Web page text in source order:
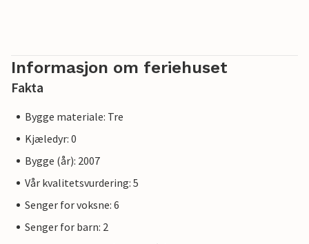
Andre eiendommer i denne delen av feriebyen: DTR601- 660
Informasjon om feriehuset
Fakta
Bygge materiale: Tre
Kjæledyr: 0
Bygge (år): 2007
Vår kvalitetsvurdering: 5
Senger for voksne: 6
Senger for barn: 2